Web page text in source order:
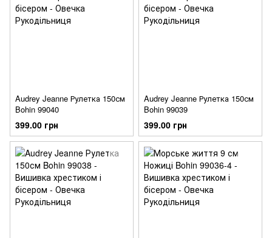
Audrey Jeanne Рулетка 150см
Bohin 99040
399.00 грн
Audrey Jeanne Рулетка 150см
Bohin 99039
399.00 грн